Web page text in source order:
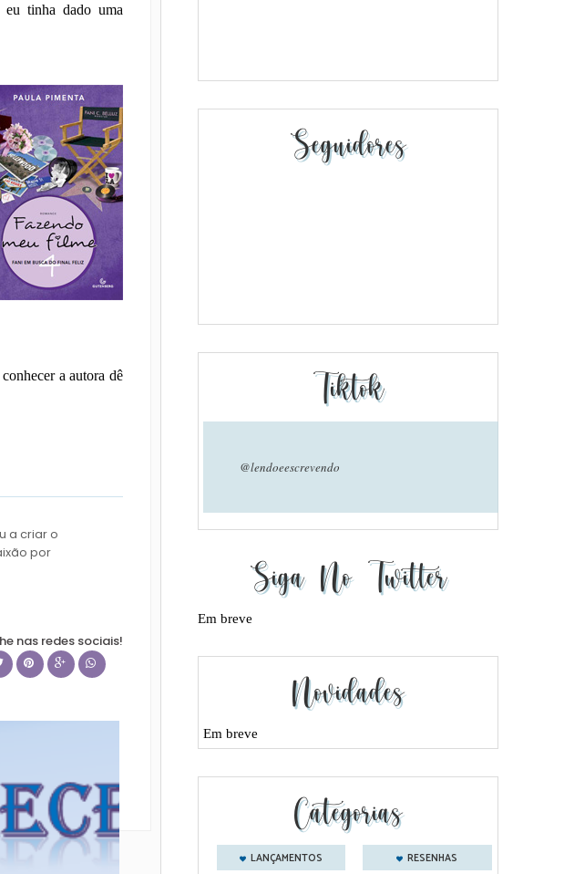
eu tinha dado uma
a autora dê
a criar o
por
nas redes sociais!
Seguidores
Tiktok
@lendoeescrevendo
Siga No Twitter
Em breve
Novidades
Em breve
Categorias
LANÇAMENTOS RESENHAS